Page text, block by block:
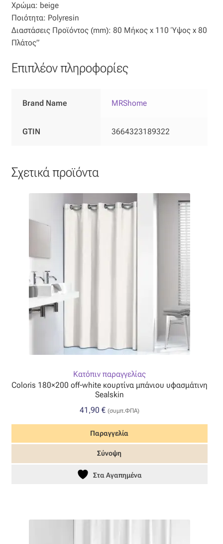
Οργάντζα ντεβορέ
Οργάντζα τσαλακωτή
Σενίλ
Ταφτάς (ταυτάς)
Ταφτάς μεταξωτός
Τρεβίρα
Φλάμα
Φόδρα
Ψάθα
Ταμείο
Χρώμα: beige
Ποιότητα: Polyresin
Διαστάσεις Προϊόντος (mm): 80 Μήκος x 110 Ύψος x 80
Πλάτος”
Επιπλέον πληροφορίες
Brand Name MRShome
GTIN 3664323189322
Σχετικά προϊόντα
Κατόπιν παραγγελίας
Coloris 180×200 off-white κουρτίνα μπάνιου υφασμάτινη
Sealskin
41,90 € (συμπ.ΦΠΑ)
Παραγγελία
Σύνοψη
Στα Αγαπημένα